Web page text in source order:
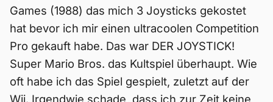
Games (1988) das mich 3 Joysticks gekostet
hat bevor ich mir einen ultracoolen Competition
Pro gekauft habe. Das war DER JOYSTICK!
Super Mario Bros. das Kultspiel überhaupt. Wie
oft habe ich das Spiel gespielt, zuletzt auf der
Wii. Irgendwie schade, dass ich zur Zeit keine